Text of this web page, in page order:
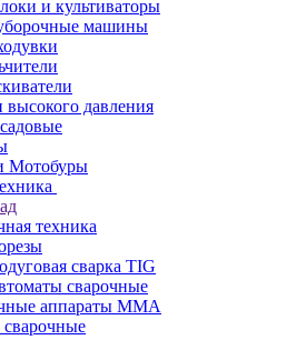
и культиваторы
машины
давления
Мотобуры
техника
сварка TIG
сварочные
аппараты ММА